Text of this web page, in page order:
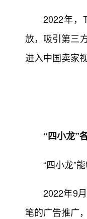
2022年，
放，吸引第三
进入中国卖家视
“四小龙”
“四小龙”
2022年9
笔的广告推广